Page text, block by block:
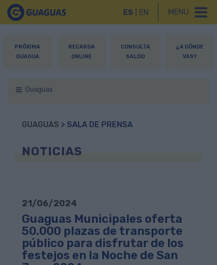
MENÚ
ES EN
PRÓXIMA
GUAGUA
RECARGA
ONLINE
CONSULTA
SALDO
¿A DÓNDE
VAS?
Guaguas
GUAGUAS > SALA DE PRENSA
NOTICIAS
21/06/2024
Guaguas Municipales oferta
50.000 plazas de transporte
público para disfrutar de los
festejos en la Noche de San